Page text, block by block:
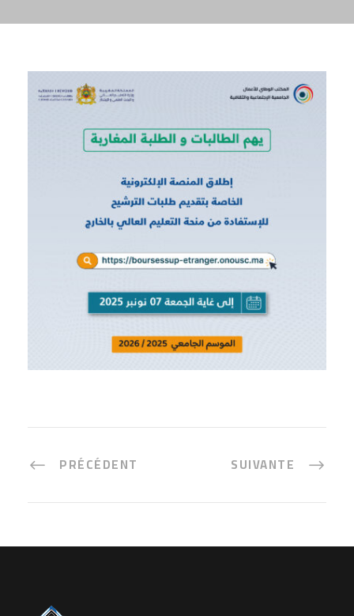
PRÉCÉDENT SUIVANTE